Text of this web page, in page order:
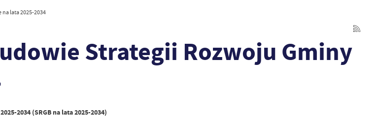
lata 2025-2034
Strategii Rozwoju Gminy
2034 (SRGB na lata 2025-2034)